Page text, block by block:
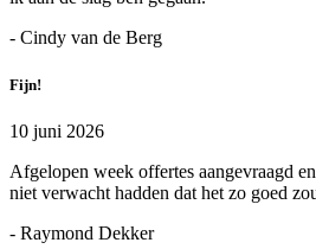
- Cindy van de Berg
Fijn!
10 juni 2026
Afgelopen week offertes aangevraagd
niet verwacht hadden dat het zo goed
- Raymond Dekker